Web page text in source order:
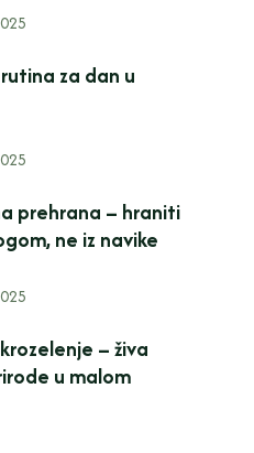
za dan u
prehrana – hraniti
ne iz navike
– živa
u malom